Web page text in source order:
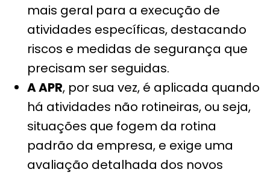
mais geral para a execução de
atividades específicas, destacando
riscos e medidas de segurança que
precisam ser seguidas.
A APR, por sua vez, é aplicada quando
há atividades não rotineiras, ou seja,
situações que fogem da rotina
padrão da empresa, e exige uma
avaliação detalhada dos novos